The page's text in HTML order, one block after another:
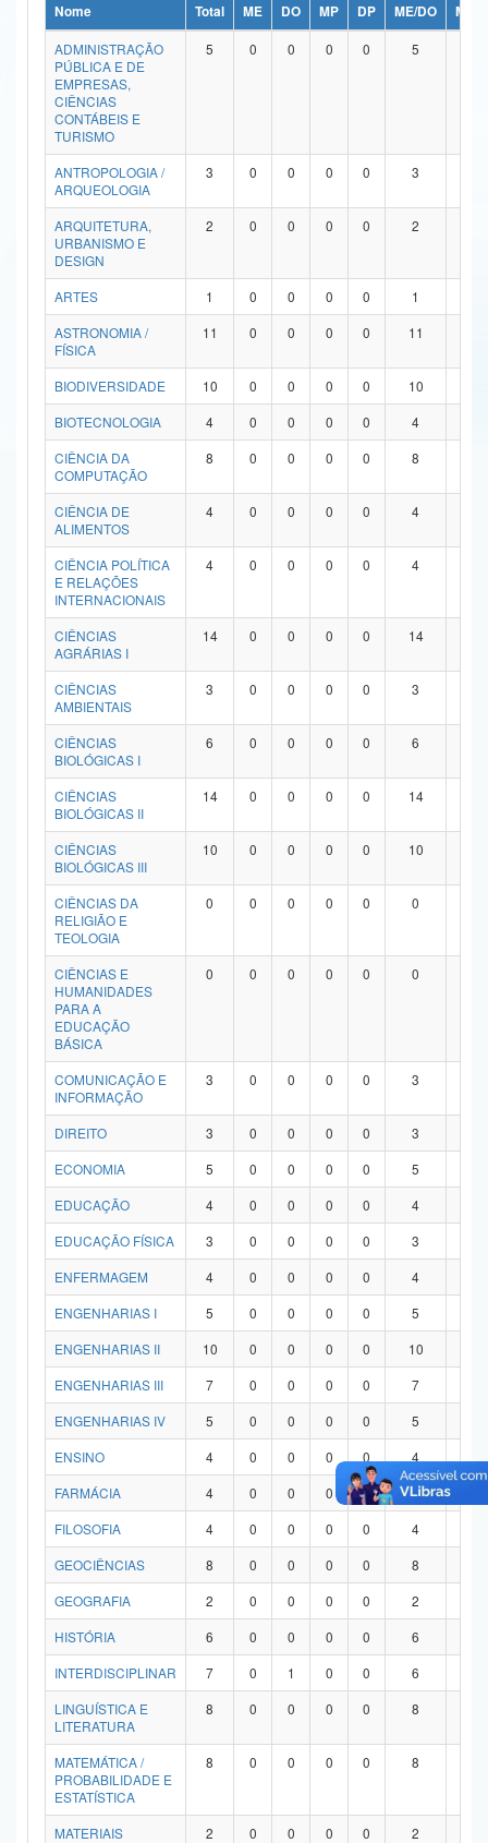
Ministério da Ciência, Tecnologia, Inovações e Comunicações
Ministério do Meio Ambiente
Ministério do Turismo
Ministério do Desenvolvimento Regional
Controladoria-Geral da União
Ministério da Mulher, da Família e dos Direitos Humanos
Secretaria de Governo
Advocacia-Geral da União
Banco Central do Brasil
Nome Total ME DO MP DP ME/DO
MP/
ADMINISTRAÇÃO
PÚBLICA E DE
EMPRESAS,
CIÊNCIAS
CONTÁBEIS E
TURISMO
5 0 0 0 0 5
ANTROPOLOGIA /
ARQUEOLOGIA
3 0 0 0 0 3
ARQUITETURA,
URBANISMO E
DESIGN
2 0 0 0 0 2
ARTES 1 0 0 0 0 1
ASTRONOMIA /
FÍSICA
11 0 0 0 0 11
BIODIVERSIDADE 10 0 0 0 0 10
BIOTECNOLOGIA
4 0 0 0 0 4
CIÊNCIA DA
COMPUTAÇÃO
8 0 0 0 0 8
CIÊNCIA DE
ALIMENTOS
4 0 0 0 0 4
CIÊNCIA POLÍTICA
E RELAÇÕES
INTERNACIONAIS
4 0 0 0 0 4
CIÊNCIAS
AGRÁRIAS I
14 0 0 0 0 14
CIÊNCIAS
AMBIENTAIS
3 0 0 0 0 3
CIÊNCIAS
BIOLÓGICAS I
6 0 0 0 0 6
CIÊNCIAS
BIOLÓGICAS II
14 0 0 0 0 14
CIÊNCIAS
BIOLÓGICAS III
10 0 0 0 0 10
CIÊNCIAS DA
RELIGIÃO E
TEOLOGIA
0 0 0 0 0 0
CIÊNCIAS E
HUMANIDADES
PARA A
EDUCAÇÃO
BÁSICA
0 0 0 0 0 0
COMUNICAÇÃO E
INFORMAÇÃO
3 0 0 0 0 3
DIREITO 3 0 0 0 0 3
ECONOMIA
5 0 0 0 0 5
EDUCAÇÃO
4 0 0 0 0 4
EDUCAÇÃO FÍSICA
3 0 0 0 0 3
ENFERMAGEM
4 0 0 0 0 4
ENGENHARIAS I
5 0 0 0 0 5
ENGENHARIAS II
10 0 0 0 0 10
ENGENHARIAS III
7 0 0 0 0 7
ENGENHARIAS IV
5 0 0 0 0 5
ENSINO
4 0 0 0 0 4
FARMÁCIA
4 0 0 0 0 4
FILOSOFIA
4 0 0 0 0 4
GEOCIÊNCIAS
8 0 0 0 0 8
GEOGRAFIA
2 0 0 0 0 2
HISTÓRIA
6 0 0 0 0 6
INTERDISCIPLINAR
7 0 1 0 0 6
LINGUÍSTICA E
LITERATURA
8 0 0 0 0 8
MATEMÁTICA /
PROBABILIDADE E
ESTATÍSTICA
8 0 0 0 0 8
MATERIAIS 2 0 0 0 0 2